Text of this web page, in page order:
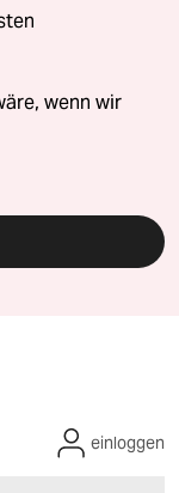
wenn wir
einloggen